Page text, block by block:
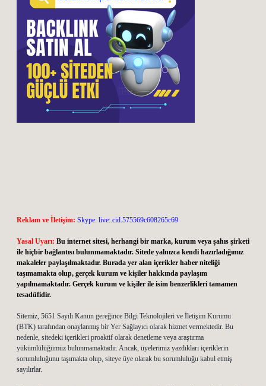
Reklam ve İletişim: Skype: live:.cid.575569c608265c69
Yasal Uyarı: Bu internet sitesi, herhangi bir marka, kurum veya şahıs şirketi
ile hiçbir bağlantısı bulunmamaktadır. Sitede yalnızca kendi hazırladığımız
makaleler paylaşılmaktadır. Burada yer alan içerikler haber niteliği
taşımamakta olup, gerçek kurum ve kişiler hakkında paylaşım
yapılmamaktadır. Gerçek kurum ve kişiler ile isim benzerlikleri tamamen
tesadüfidir.
Sitemiz, 5651 Sayılı Kanun gereğince Bilgi Teknolojileri ve İletişim Kurumu
(BTK) tarafından onaylanmış bir Yer Sağlayıcı olarak hizmet vermektedir. Bu
nedenle, sitedeki içerikleri proaktif olarak denetleme veya araştırma
yükümlülüğümüz bulunmamaktadır. Ancak, üyelerimiz yazdıkları içeriklerin
sorumluluğunu taşımakta olup, siteye üye olarak bu sorumluluğu kabul etmiş
sayılırlar.